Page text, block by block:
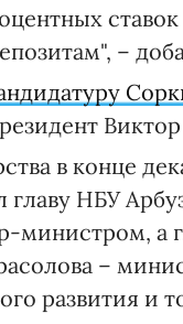
ставок
–
в конце
главу НБУ
министром, а
–
развития и